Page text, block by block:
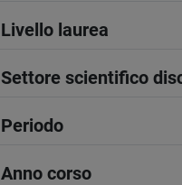
Livello laurea
Settore scientifico
Periodo
Anno corso